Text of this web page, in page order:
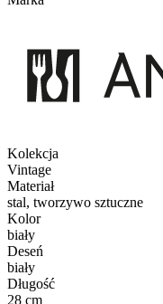
Kolekcja
Vintage
Materiał
stal, tworzywo sztuczne
Kolor
biały
Deseń
biały
Długość
28 cm